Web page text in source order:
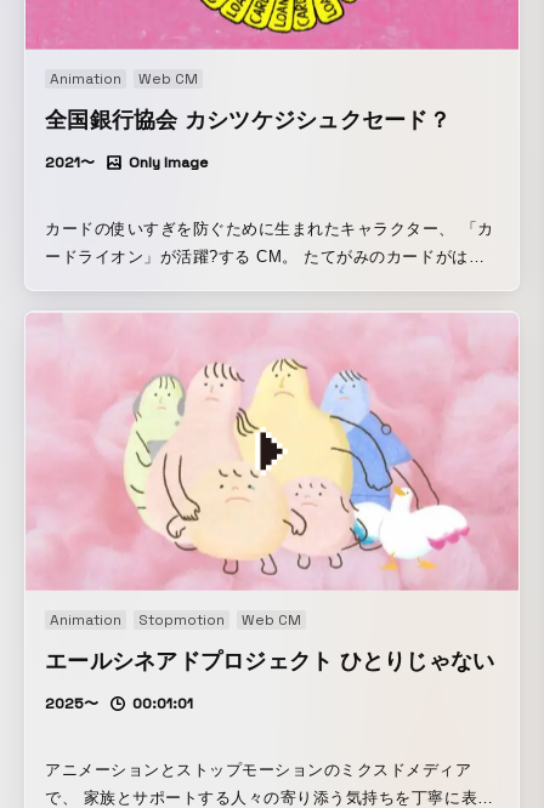
Animation Web CM
全国銀行協会 カシツケジシュクセード？
2021〜 Only Image
カードの使いすぎを防ぐために生まれたキャラクター、 「カ
ードライオン」が活躍?する CM。 たてがみのカードがはず
Animation Stopmotion Web CM
エールシネアドプロジェクト ひとりじゃない
2025〜 00:01:01
アニメーションとストップモーションのミクスドメディア
で、 家族とサポートする人々の寄り添う気持ちを丁寧に表現